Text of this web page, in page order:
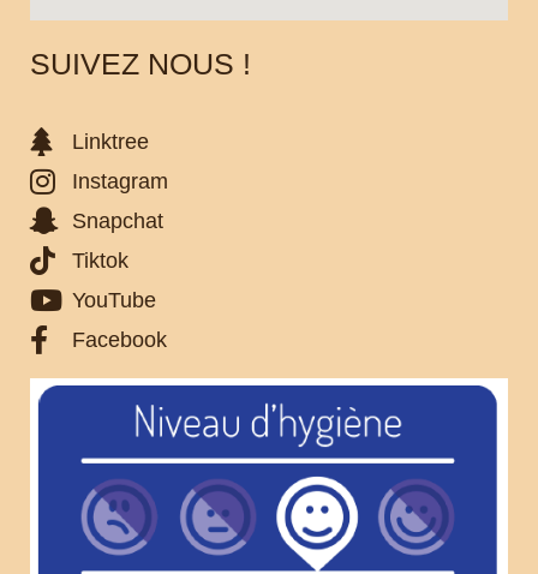
SUIVEZ NOUS !
Linktree
Instagram
Snapchat
Tiktok
YouTube
Facebook